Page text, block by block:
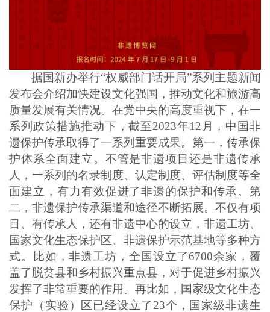
据国新办举行“权威部门话开局”系列主题新闻
发布会介绍加快建设文化强国，推动文化和旅游高
质量发展有关情况。在党中央的高度重视下，在一
系列政策措施推动下，截至2023年12月，中国非
遗保护传承取得了一系列重要成果。第一，传承保
护体系全面建立。不管是非遗项目还是非遗传承
人，一系列的名录制度、认定制度、评估制度等全
面建立，有力有效促进了非遗的保护和传承。第
二，非遗保护传承渠道和途径不断拓展。不仅有项
目、有传承人，还有非遗中心的设立，非遗工坊、
国家文化生态保护区、非遗保护示范基地等多种方
式。比如，非遗工坊，全国设立了6700余家，覆
盖了脱贫县和乡村振兴重点县，对于促进乡村振兴
发挥了非常重要的作用。再比如，国家级文化生态
保护（实验）区已经设立了23个，国家级非遗生